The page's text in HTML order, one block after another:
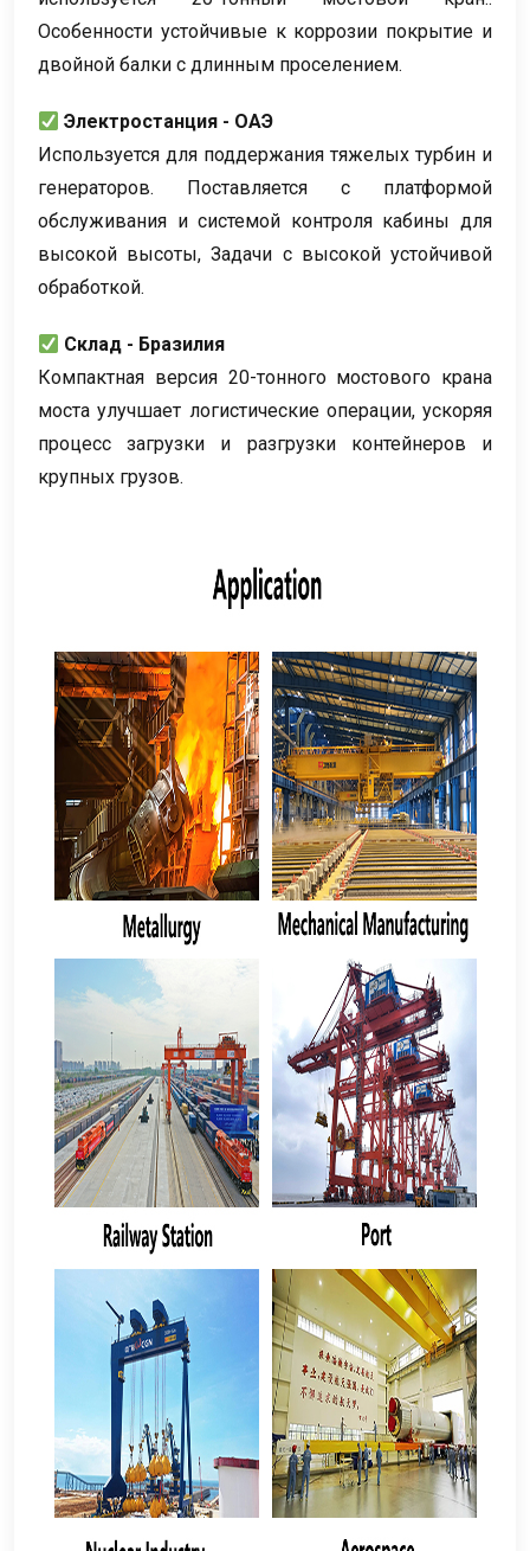
Особенности устойчивые к коррозии покрытие и
двойной балки с длинным проселением.
Электростанция - ОАЭ
Используется для поддержания тяжелых турбин и
генераторов. Поставляется с платформой
обслуживания и системой контроля кабины для
высокой высоты, Задачи с высокой устойчивой
обработкой.
Склад - Бразилия
Компактная версия 20-тонного мостового крана
моста улучшает логистические операции, ускоряя
процесс загрузки и разгрузки контейнеров и
крупных грузов.